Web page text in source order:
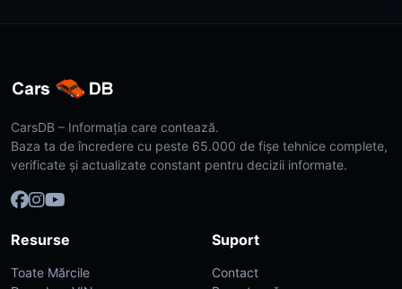
CarsDB – Informația care contează.
Baza ta de încredere cu peste 65.000 de fișe tehnice complete,
verificate și actualizate constant pentru decizii informate.
Resurse
Toate Mărcile
Suport
Contact